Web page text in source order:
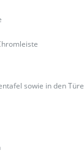
sowie in den